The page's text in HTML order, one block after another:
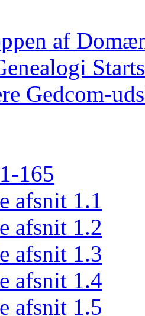
af
Gedcom-
165
afsnit 1.1
afsnit 1.2
afsnit 1.3
afsnit 1.4
afsnit 1.5